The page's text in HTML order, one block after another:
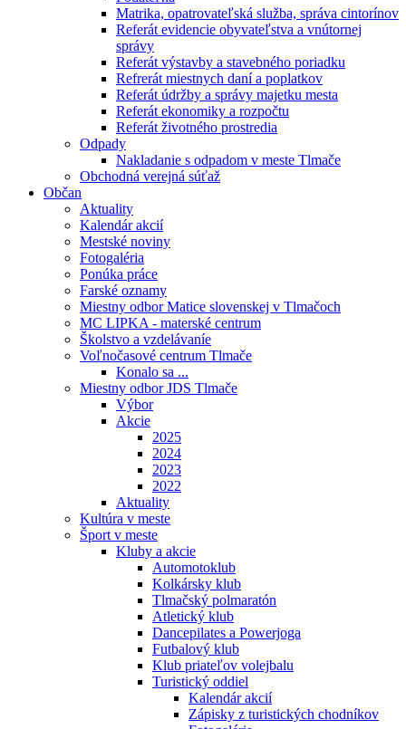
Matrika, opatrovateľská služba, správa cintorínov
Referát evidencie obyvateľstva a vnútornej
správy
Referát výstavby a stavebného poriadku
Refrerát miestnych daní a poplatkov
Referát údržby a správy majetku mesta
Referát ekonomiky a rozpočtu
Referát životného prostredia
Odpady
Nakladanie s odpadom v meste Tlmače
Obchodná verejná súťaž
Občan
Aktuality
Kalendár akcií
Mestské noviny
Fotogaléria
Ponúka práce
Farské oznamy
Miestny odbor Matice slovenskej v Tlmačoch
MC LIPKA - materské centrum
Školstvo a vzdelávaníe
Voľnočasové centrum Tlmače
Konalo sa ...
Miestny odbor JDS Tlmače
Výbor
Akcie
2025
2024
2023
2022
Aktuality
Kultúra v meste
Šport v meste
Kluby a akcie
Automotoklub
Kolkársky klub
Tlmačský polmaratón
Atletický klub
Dancepilates a Powerjoga
Futbalový klub
Klub priateľov volejbalu
Turistický oddiel
Kalendár akcií
Zápisky z turistických chodníkov